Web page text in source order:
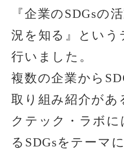
『企業のSDGsの
況を知る』という
行いました。
複数の企業から
取り組み紹介があ
クテック・ラボ
るSDGsをテーマ